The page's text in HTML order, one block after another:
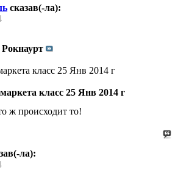
сказав(-ла):
Рокнаурт
класс 25 Янв 2014 г
класс 25 Янв 2014 г
ж происходит то!
ла):